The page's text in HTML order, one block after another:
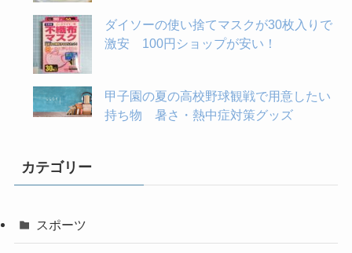
ダイソーの使い捨てマスクが30枚入りで
激安 100円ショップが安い！
甲子園の夏の高校野球観戦で用意したい
持ち物 暑さ・熱中症対策グッズ
カテゴリー
スポーツ